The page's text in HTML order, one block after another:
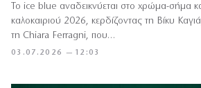
03.07.2026 — 12:03
Το ice blue αναδεικνύεται στο χρώμα-σήμα
καλοκαιριού 2026, κερδίζοντας τη Βίκυ
τη Chiara Ferragni, που…